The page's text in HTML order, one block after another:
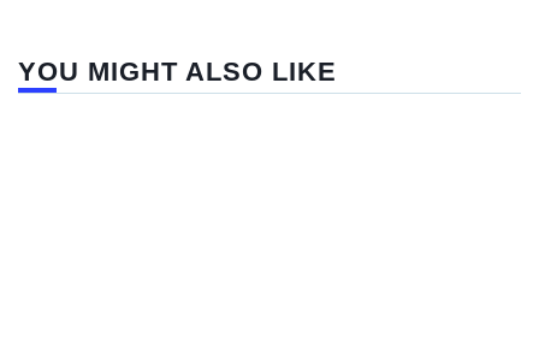
YOU MIGHT ALSO LIKE